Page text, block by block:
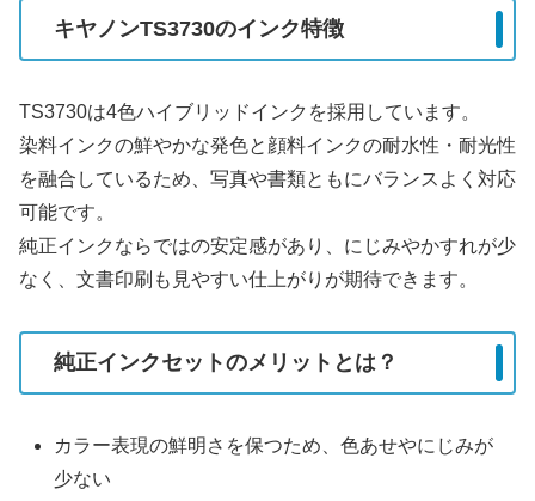
キヤノンTS3730のインク特徴
TS3730は4色ハイブリッドインクを採用しています。
染料インクの鮮やかな発色と顔料インクの耐水性・耐光性
を融合しているため、写真や書類ともにバランスよく対応
可能です。
純正インクならではの安定感があり、にじみやかすれが少
なく、文書印刷も見やすい仕上がりが期待できます。
純正インクセットのメリットとは？
カラー表現の鮮明さを保つため、色あせやにじみが
少ない